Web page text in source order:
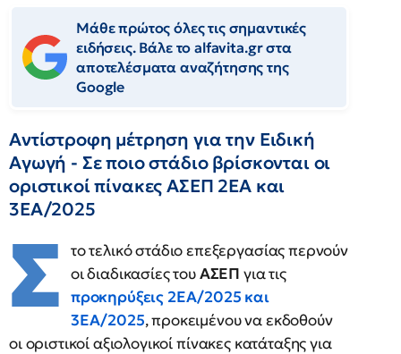
Μάθε πρώτος όλες τις σημαντικές
ειδήσεις. Βάλε το alfavita.gr στα
αποτελέσματα αναζήτησης της
Google
Αντίστροφη μέτρηση για την Ειδική
Αγωγή - Σε ποιο στάδιο βρίσκονται οι
οριστικοί πίνακες ΑΣΕΠ 2ΕΑ και
3ΕΑ/2025
Σ το τελικό στάδιο επεξεργασίας περνούν
οι διαδικασίες τουΑΣΕΠγια τις
προκηρύξεις 2ΕΑ/2025 και
3ΕΑ/2025, προκειμένου να εκδοθούν
οι οριστικοί αξιολογικοί πίνακες κατάταξης για